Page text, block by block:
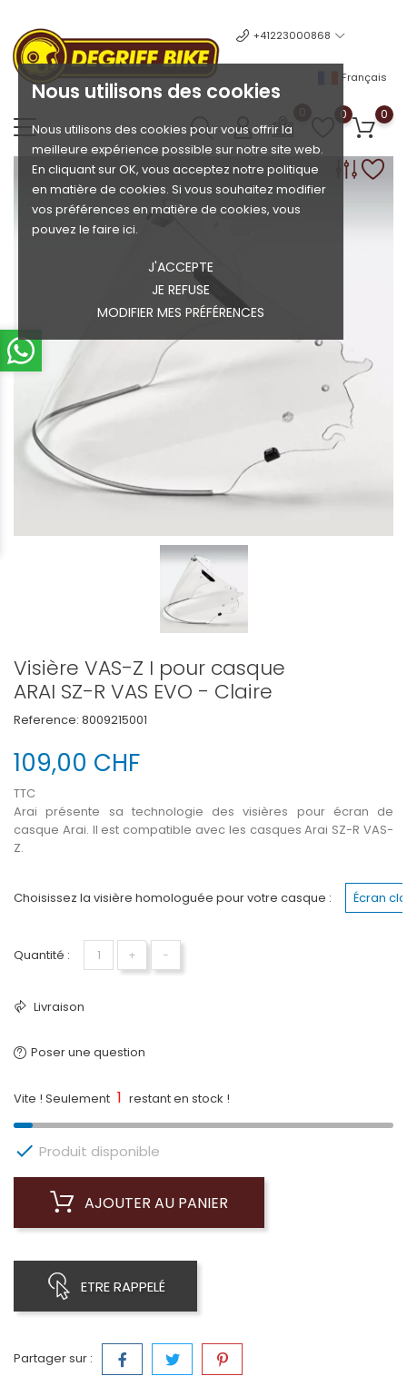
Nous utilisons des cookies
Nous utilisons des cookies pour vous offrir la
meilleure expérience possible sur notre site web.
En cliquant sur OK, vous acceptez notre politique
en matière de cookies. Si vous souhaitez modifier
vos préférences en matière de cookies, vous
pouvez le faire ici.
J'ACCEPTE
JE REFUSE
MODIFIER MES PRÉFÉRENCES
+41223000868
Français
0 0
Visière VAS-Z I pour casque
ARAI SZ-R VAS EVO - Claire
Reference: 8009215001
109,00 CHF
TTC
Arai présente sa technologie des visières pour écran de
casque Arai. Il est compatible avec les casques Arai SZ-R VAS-
Z.
Choisissez la visière homologuée pour votre casque : Écran
Quantité : + −
Livraison
Poser une question
Vite ! Seulement 1 restant en stock !
 Produit disponible
AJOUTER AU PANIER
ETRE RAPPELÉ
Partager sur :